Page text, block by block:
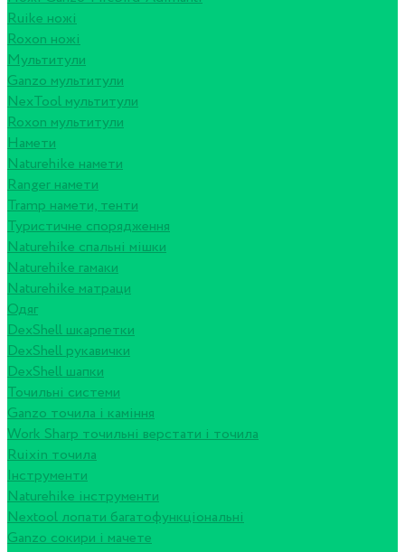
Ruike ножі
Roxon ножi
Мультитули
Ganzo мультитули
NexTool мультитули
Roxon мультитули
Намети
Naturehike намети
Ranger намети
Tramp намети, тенти
Туристичне спорядження
Naturehike спальні мішки
Naturehike гамаки
Naturehike матраци
Одяг
DexShell шкарпетки
DexShell рукавички
DexShell шапки
Точильні системи
Ganzo точила і каміння
Work Sharp точильні верстати і точила
Ruixin точила
Інструменти
Naturehike інструменти
Nextool лопати багатофункціональні
Ganzo сокири і мачете